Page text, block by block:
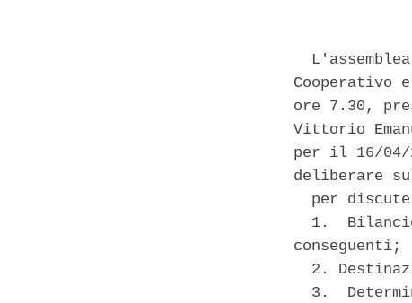
Cooperativo
ore 7.30,
Vittorio
per il 16/04/
deliberare
per
1.
conseguenti;
2.
3.